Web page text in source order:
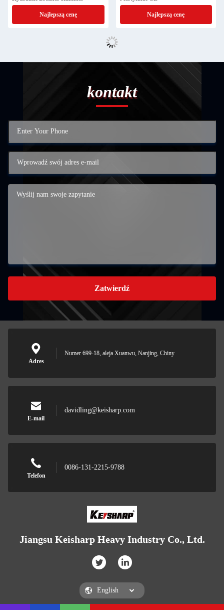
Najlepszą cenę Najlepszą cenę
kontakt
Zatwierdź
Adres
Numer 699-18, aleja Xuanwu, Nanjing, Chiny
E-mail
davidling@keisharp.com
Telefon
0086-131-2215-9788
Jiangsu Keisharp Heavy Industry Co., Ltd.